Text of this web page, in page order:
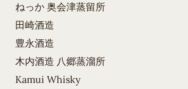
ねっか 奥会津蒸留所
田崎酒造
豊永酒造
木内酒造 八郷蒸溜所
Kamui Whisky